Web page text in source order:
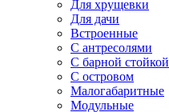
Для хрущевки
Для дачи
Встроенные
С антресолями
С барной стойкой
С островом
Малогабаритные
Модульные